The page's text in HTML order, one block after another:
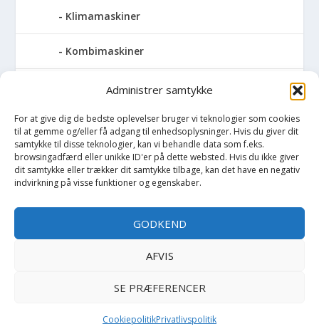
Administrer samtykke
For at give dig de bedste oplevelser bruger vi teknologier som cookies
til at gemme og/eller få adgang til enhedsoplysninger. Hvis du giver dit
samtykke til disse teknologier, kan vi behandle data som f.eks.
browsingadfærd eller unikke ID'er på dette websted. Hvis du ikke giver
dit samtykke eller trækker dit samtykke tilbage, kan det have en negativ
indvirkning på visse funktioner og egenskaber.
GODKEND
AFVIS
SE PRÆFERENCER
CookiepolitikPrivatlivspolitik
Klimamaskiner
Kombimaskiner
Kompressor
Pressemaskiner
Save
Søjlebore- & bænkboremaskiner
Copyright BilligtByg.dk -Cookie politik-Privatlivspolitik